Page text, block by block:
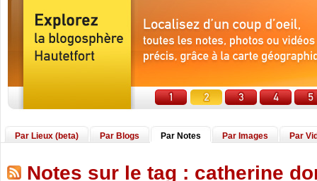
Par Lieux (beta) Par Blogs Par Notes Par Images Par
Notes sur le tag : catherine